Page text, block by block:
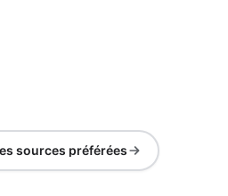
sources préférées